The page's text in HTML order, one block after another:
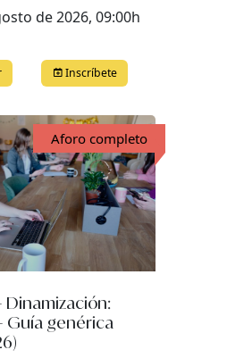
de 2026, 09:00h
Inscríbete
Aforo completo
Dinamización:
Guía genérica